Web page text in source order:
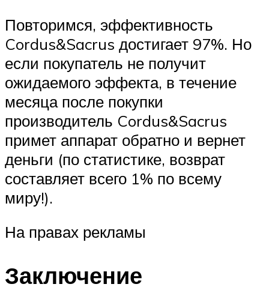
Повторимся, эффективность
Cordus&Sacrus достигает 97%. Но
если покупатель не получит
ожидаемого эффекта, в течение
месяца после покупки
производитель Cordus&Sacrus
примет аппарат обратно и вернет
деньги (по статистике, возврат
составляет всего 1% по всему
миру!).
На правах рекламы
Заключение